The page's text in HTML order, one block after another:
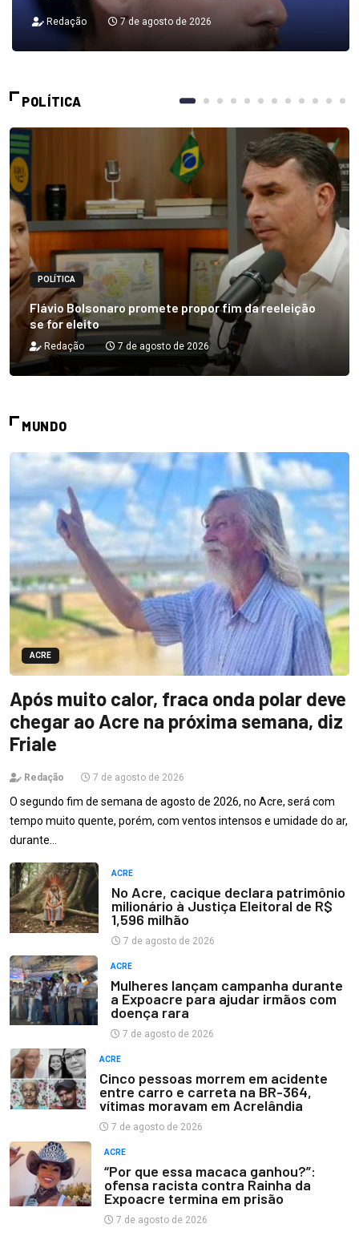
Redação 7 de agosto de 2026
POLÍTICA
POLÍTICA
Flávio Bolsonaro promete propor fim da reeleição
se for eleito
Redação 7 de agosto de 2026
MUNDO
ACRE
Após muito calor, fraca onda polar deve
chegar ao Acre na próxima semana, diz
Friale
Redação 7 de agosto de 2026
O segundo fim de semana de agosto de 2026, no Acre, será com
tempo muito quente, porém, com ventos intensos e umidade do ar,
durante…
ACRE
No Acre, cacique declara patrimônio
milionário à Justiça Eleitoral de R$
1,596 milhão
7 de agosto de 2026
ACRE
Mulheres lançam campanha durante
a Expoacre para ajudar irmãos com
doença rara
7 de agosto de 2026
ACRE
Cinco pessoas morrem em acidente
entre carro e carreta na BR-364,
vítimas moravam em Acrelândia
7 de agosto de 2026
ACRE
“Por que essa macaca ganhou?”:
ofensa racista contra Rainha da
Expoacre termina em prisão
7 de agosto de 2026